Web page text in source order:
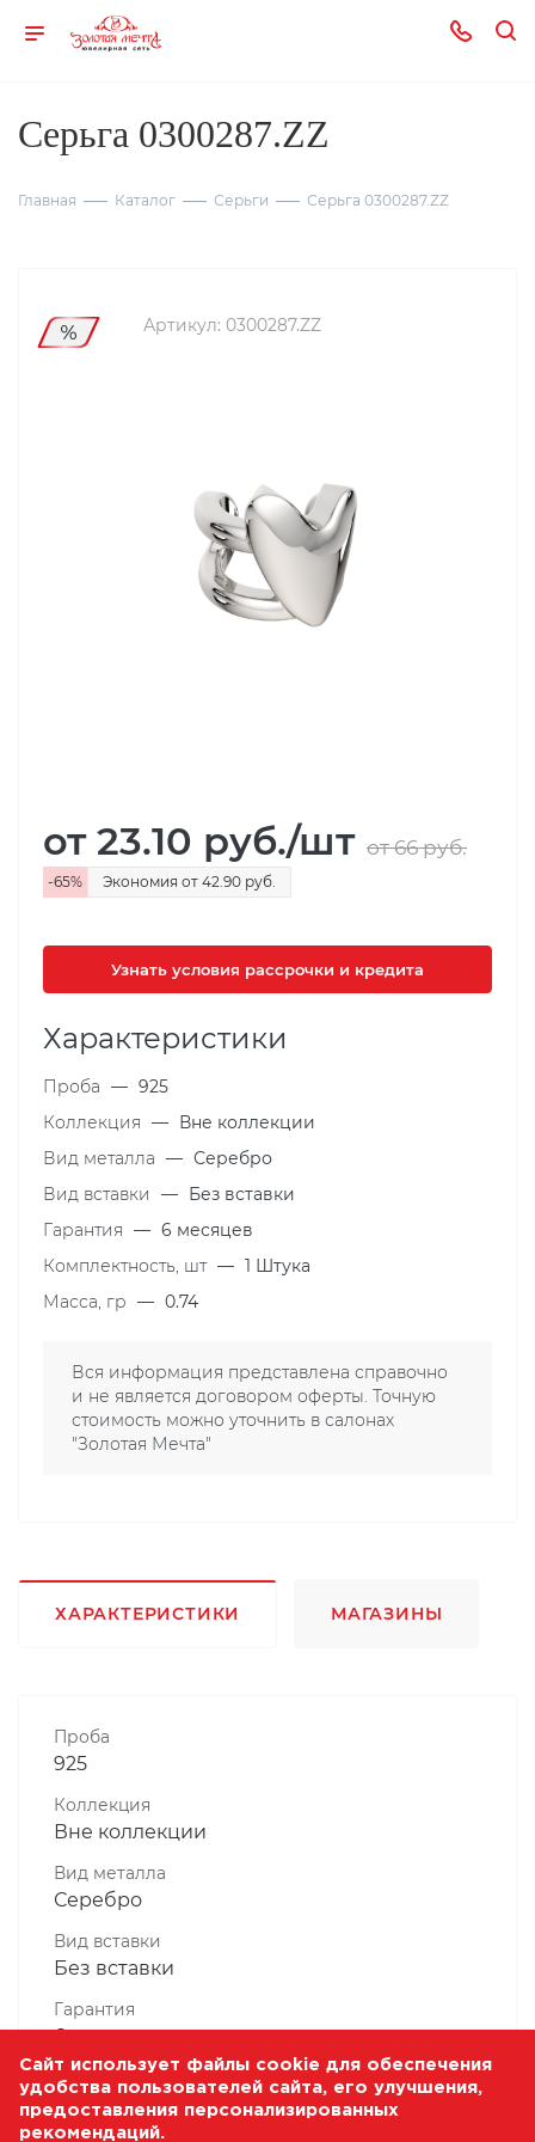
Серьга 0300287.ZZ
Главная Каталог Серьги Серьга 0300287.ZZ
Артикул: 0300287.ZZ
от 23.10 руб./шт от 66руб.
-65% Экономия от 42.90 руб.
Узнать условия рассрочки и кредита
Характеристики
Проба — 925
Коллекция — Вне коллекции
Вид металла — Серебро
Вид вставки
— Без вставки
Гарантия — 6 месяцев
Комплектность, шт — 1 Штука
Масса, гр — 0.74
Вся информация представлена справочно
и не является договором оферты. Точную
стоимость можно уточнить в салонах
"Золотая Мечта"
ХАРАКТЕРИСТИКИ МАГАЗИНЫ
Проба
925
Коллекция
Вне коллекции
Вид металла
Серебро
Вид вставки
Без вставки
Гарантия
6 месяцев
Комплектность, шт
1 Штука
Сайт использует файлы cookie для обеспечения
удобства пользователей сайта, его улучшения,
предоставления персонализированных
рекомендаций.